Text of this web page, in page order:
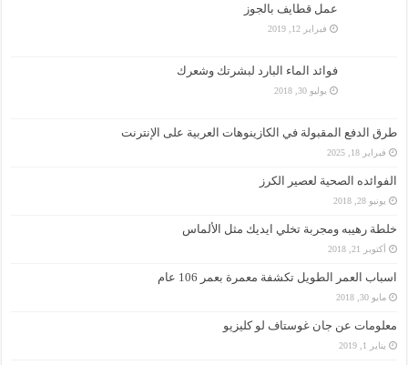
عمل قطايف بالجوز
فبراير 12, 2019
فوائد الماء البارد لبشرتك وشعرك
يوليو 30, 2018
طرق الدفع المقبولة في الكازينوهات العربية على الإنترنت
فبراير 18, 2025
الفوائده الصحية لعصير الكرز
يونيو 28, 2018
خلطة رهيبه ومجربة تخلي ايديك مثل الألماس
أكتوبر 21, 2018
اسباب العمر الطويل تكشفة معمرة بعمر 106 عام
مايو 30, 2018
معلومات عن جان غوستاف لو كليزيو
يناير 1, 2019